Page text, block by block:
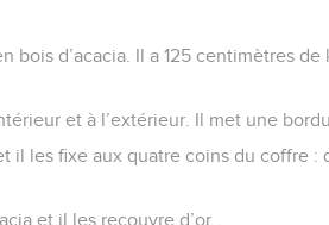
bois d’acacia. Il a 125 centimètres
et à l’extérieur. Il met une
il les fixe aux quatre coins du coffre :
et il les recouvre d’or.